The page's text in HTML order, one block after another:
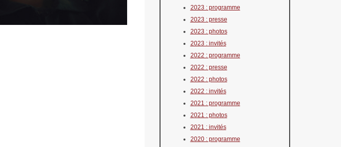
2023 : programme
2023 : presse
2023 : photos
2023 : invités
2022 : programme
2022 : presse
2022 : photos
2022 : invités
2021 : programme
2021 : photos
2021 : invités
2020 : programme